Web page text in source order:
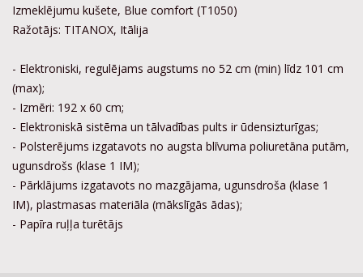
Izmeklējumu kušete, Blue comfort (T1050)
Ražotājs: TITANOX, Itālija
- Elektroniski, regulējams augstums no 52 cm (min) līdz 101 cm
(max);
- Izmēri: 192 x 60 cm;
- Elektroniskā sistēma un tālvadības pults ir ūdensizturīgas;
- Polsterējums izgatavots no augsta blīvuma poliuretāna putām,
ugunsdrošs (klase 1 IM);
- Pārklājums izgatavots no mazgājama, ugunsdroša (klase 1
IM), plastmasas materiāla (mākslīgās ādas);
- Papīra ruļļa turētājs